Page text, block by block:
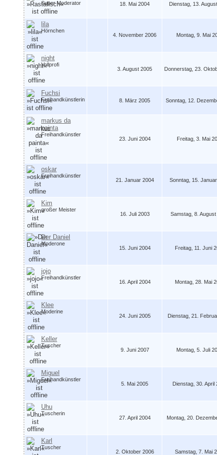
Super Moderator 18. Mai 2004 Dienstag, 13.
lila
Hörnchen
4. November 2006 Montag, 9. Mai
night
Vollprofi
3. August 2005 Donnerstag, 23.
Fuchsi
Freihandkünstlerin 8. März 2005 Sonntag, 12.
markus da
painta
Freihandkünstler
23. Juni 2004 Freitag, 3. Mai
oskar
Freihandkünstler
21. Januar 2004 Sonntag, 15.
Kim
großer Meister
16. Juli 2003 Samstag, 8.
Der Daniel
Moderone
15. Juni 2004 Freitag, 11. Juni
jojo
Freihandkünstler
16. April 2004 Montag, 28. Mai
Klee
Moderine
24. Juni 2005 Dienstag, 21.
Keller
Tuscher
9. Juni 2007 Montag, 5. Juli
Miguel
Freihandkünstler
5. Mai 2005 Dienstag, 30. April
Uhu
Tuscherin
27. April 2004 Montag, 20.
Karl
Tuscher
2. Oktober 2006 Samstag, 7. Mai